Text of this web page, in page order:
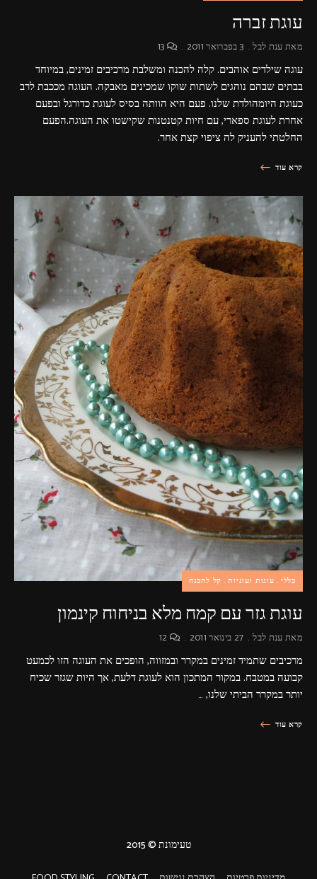
עוגת זברה
מאתענת לבל 3 בפברואר 2011
עוגה שילדים אוהבים. קלה להכנה ומשלבת מרכיבים זמינים, במיוחד
בבתים שבהם נוהגים לשתות שוקו שמכינים מאבקה. העוגה מככבת לרב
כעוגת היומהולדת שלנו. פעם היא הוותה בסיס לעוגת כדורגל ובפעם
אחרת לעוגת ספארי, עם חיות קטנטנות שקישטו את העוגה.הפעם
החלטתי להעניק לה ציפוי קצת אחר.
קרא עוד
כללי עוגות ועוגיות קל להכנה
עוגת גזר עם קמח מלא בניחוח קינמון
מאתענת לבל 27 בינואר 2011
מרכיבים שתמיד זמינים במקרר ובמזווה, הופכים את העוגה הזו לכמעט
קבועה במטבח. במקור המתכון הוא לעוגת דלעת, אך היות שגזר שכיח
יותר במקרר הביתי שלנו, …
קרא עוד
טעימונת © 2015